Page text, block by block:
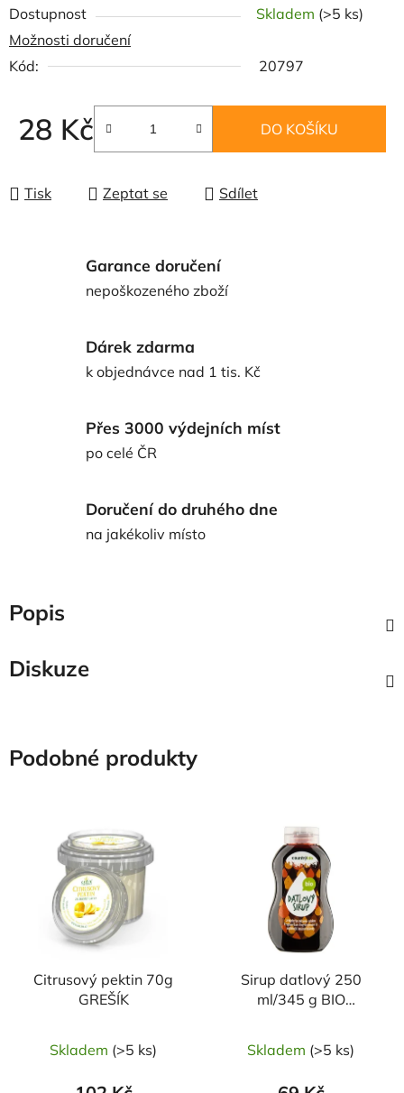
Dostupnost Skladem (>5 ks)
Možnosti doručení
Kód:
20797
28 Kč
Měrná cena:
DO KOŠÍKU
Tisk Zeptat se Sdílet
Garance doručení
nepoškozeného zboží
Dárek zdarma
k objednávce nad 1 tis. Kč
Přes 3000 výdejních míst
po celé ČR
Doručení do druhého dne
na jakékoliv místo
Popis
Diskuze
Podobné produkty
Citrusový pektin 70g
GREŠÍK
Skladem (>5 ks)
Sirup datlový 250
ml/345 g BIO
Skladem (>5 ks)